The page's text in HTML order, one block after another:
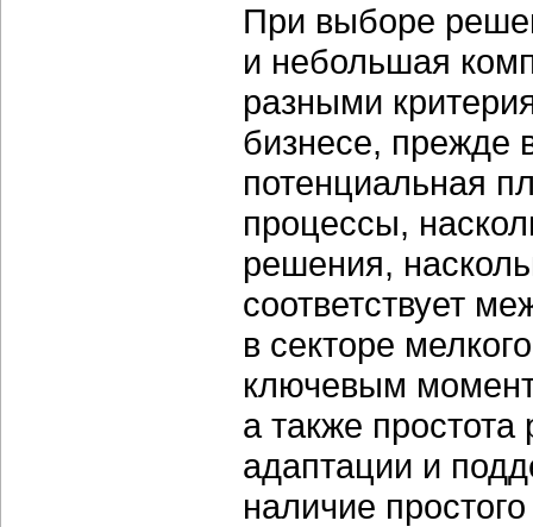
При выборе
и небольшая
разными
бизнесе, прежде
потенциальная
процессы,
решения,
соответствует
в секторе
ключевым
а также
адаптации и
наличие